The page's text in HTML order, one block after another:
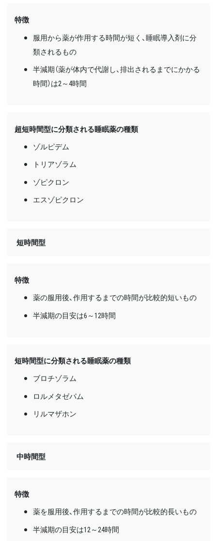
特徴
服用から薬が作用する時間が短く、睡眠導入剤に分
類されるもの
半減期（薬が体内で代謝し、排出されるまでにかかる
時間）は2～4時間
超短時間型に分類される睡眠薬の種類
ゾルピデム
トリアゾラム
ゾピクロン
エスゾピクロン
短時間型
特徴
薬の服用後、作用するまでの時間が比較的短いもの
半減期の目安は6～12時間
短時間型に分類される睡眠薬の種類
ブロチゾラム
ロルメタゼパム
リルマザホン
中時間型
特徴
薬を服用後、作用するまでの時間が比較的長いもの
半減期の目安は12～24時間